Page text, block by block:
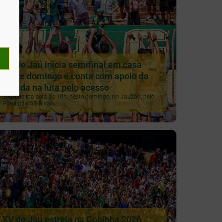
XV de Jaú inicia semifinal em casa
neste domingo e conta com apoio da
torcida na luta pelo acesso
Jogo de ida será às 10h, neste domingo, no Jauzão, pelo
Paulistão A3 Rivalo
XV de Jaú estreia na Copinha 2026